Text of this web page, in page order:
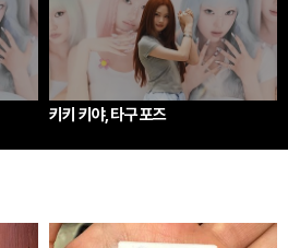
키키 키야, 타구 포즈